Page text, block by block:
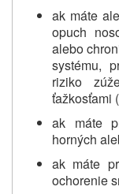
ak máte
opuch
alebo
systému,
riziko
ťažkosťami
ak máte
horných
ak máte
ochorenie